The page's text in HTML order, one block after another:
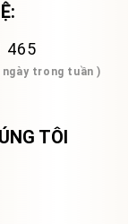
465
trong tuần )
TÔI